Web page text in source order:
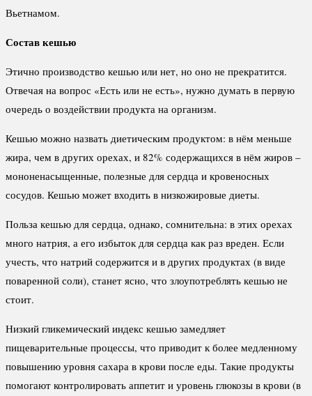
Вьетнамом.
Состав кешью
Этично производство кешью или нет, но оно не прекратится.
Отвечая на вопрос «Есть или не есть», нужно думать в первую
очередь о воздействии продукта на организм.
Кешью можно назвать диетическим продуктом: в нём меньше
жира, чем в других орехах, и 82% содержащихся в нём жиров –
мононенасыщенные, полезные для сердца и кровеносных
сосудов. Кешью может входить в низкожировые диеты.
Польза кешью для сердца, однако, сомнительна: в этих орехах
много натрия, а его избыток для сердца как раз вреден. Если
учесть, что натрий содержится и в других продуктах (в виде
поваренной соли), станет ясно, что злоупотреблять кешью не
стоит.
Низкий гликемический индекс кешью замедляет
пищеварительные процессы, что приводит к более медленному
повышению уровня сахара в крови после еды. Такие продукты
помогают контролировать аппетит и уровень глюкозы в крови (в